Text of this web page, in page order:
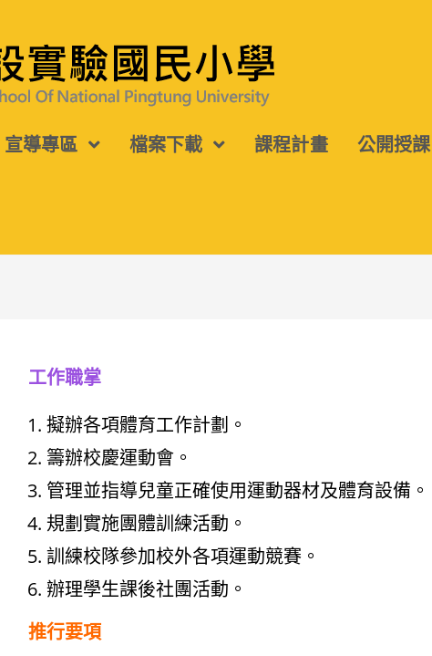
宣導專區 檔案下載 課程計畫 公開授課
工作職掌
擬辦各項體育工作計劃。
籌辦校慶運動會。
管理並指導兒童正確使用運動器材及體育設備。
規劃實施團體訓練活動。
訓練校隊參加校外各項運動競賽。
辦理學生課後社團活動。
推行要項